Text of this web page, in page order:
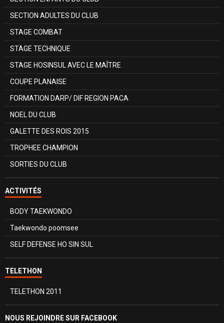
SECTION ADULTES DU CLUB
STAGE COMBAT
STAGE TECHNIQUE
STAGE HOSINSUL AVEC LE MAÎTRE
COUPE PLANAISE
FORMATION DARP/ DIF REGION PACA
NOEL DU CLUB
GALETTE DES ROIS 2015
TROPHEE CHAMPION
SORTIES DU CLUB
ACTIVITÉS
BODY TAEKWONDO
Taekwondo poomsee
SELF DEFENSE HO SIN SUL
TELETHON
TELETHON 2011
NOUS REJOINDRE SUR FACEBOOK